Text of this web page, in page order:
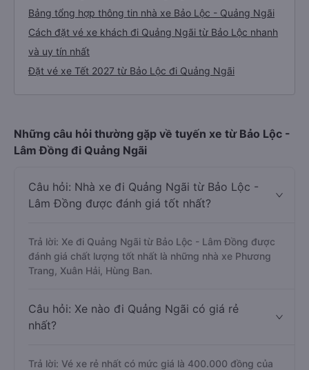
Bảng tổng hợp thông tin nhà xe Bảo Lộc - Quảng Ngãi
Cách đặt vé xe khách đi Quảng Ngãi từ Bảo Lộc nhanh
và uy tín nhất
Đặt vé xe Tết 2027 từ Bảo Lộc đi Quảng Ngãi
Những câu hỏi thường gặp về tuyến xe từ Bảo Lộc -
Lâm Đồng đi Quảng Ngãi
Câu hỏi: Nhà xe đi Quảng Ngãi từ Bảo Lộc -
Lâm Đồng được đánh giá tốt nhất?
Trả lời: Xe đi Quảng Ngãi từ Bảo Lộc - Lâm Đồng được
đánh giá chất lượng tốt nhất là những nhà xe Phương
Trang, Xuân Hải, Hùng Ban.
Câu hỏi: Xe nào đi Quảng Ngãi có giá rẻ
nhất?
Trả lời: Vé xe rẻ nhất có mức giá là 400.000 đồng của